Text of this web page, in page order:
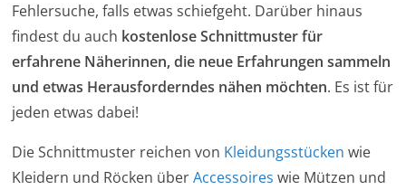
Fehlersuche, falls etwas schiefgeht. Darüber hinaus
findest du auch kostenlose Schnittmuster für
erfahrene Näherinnen, die neue Erfahrungen sammeln
und etwas Herausforderndes nähen möchten. Es ist für
jeden etwas dabei!
Die Schnittmuster reichen von Kleidungsstücken wie
Kleidern und Röcken überAccessoires wie Mützen und